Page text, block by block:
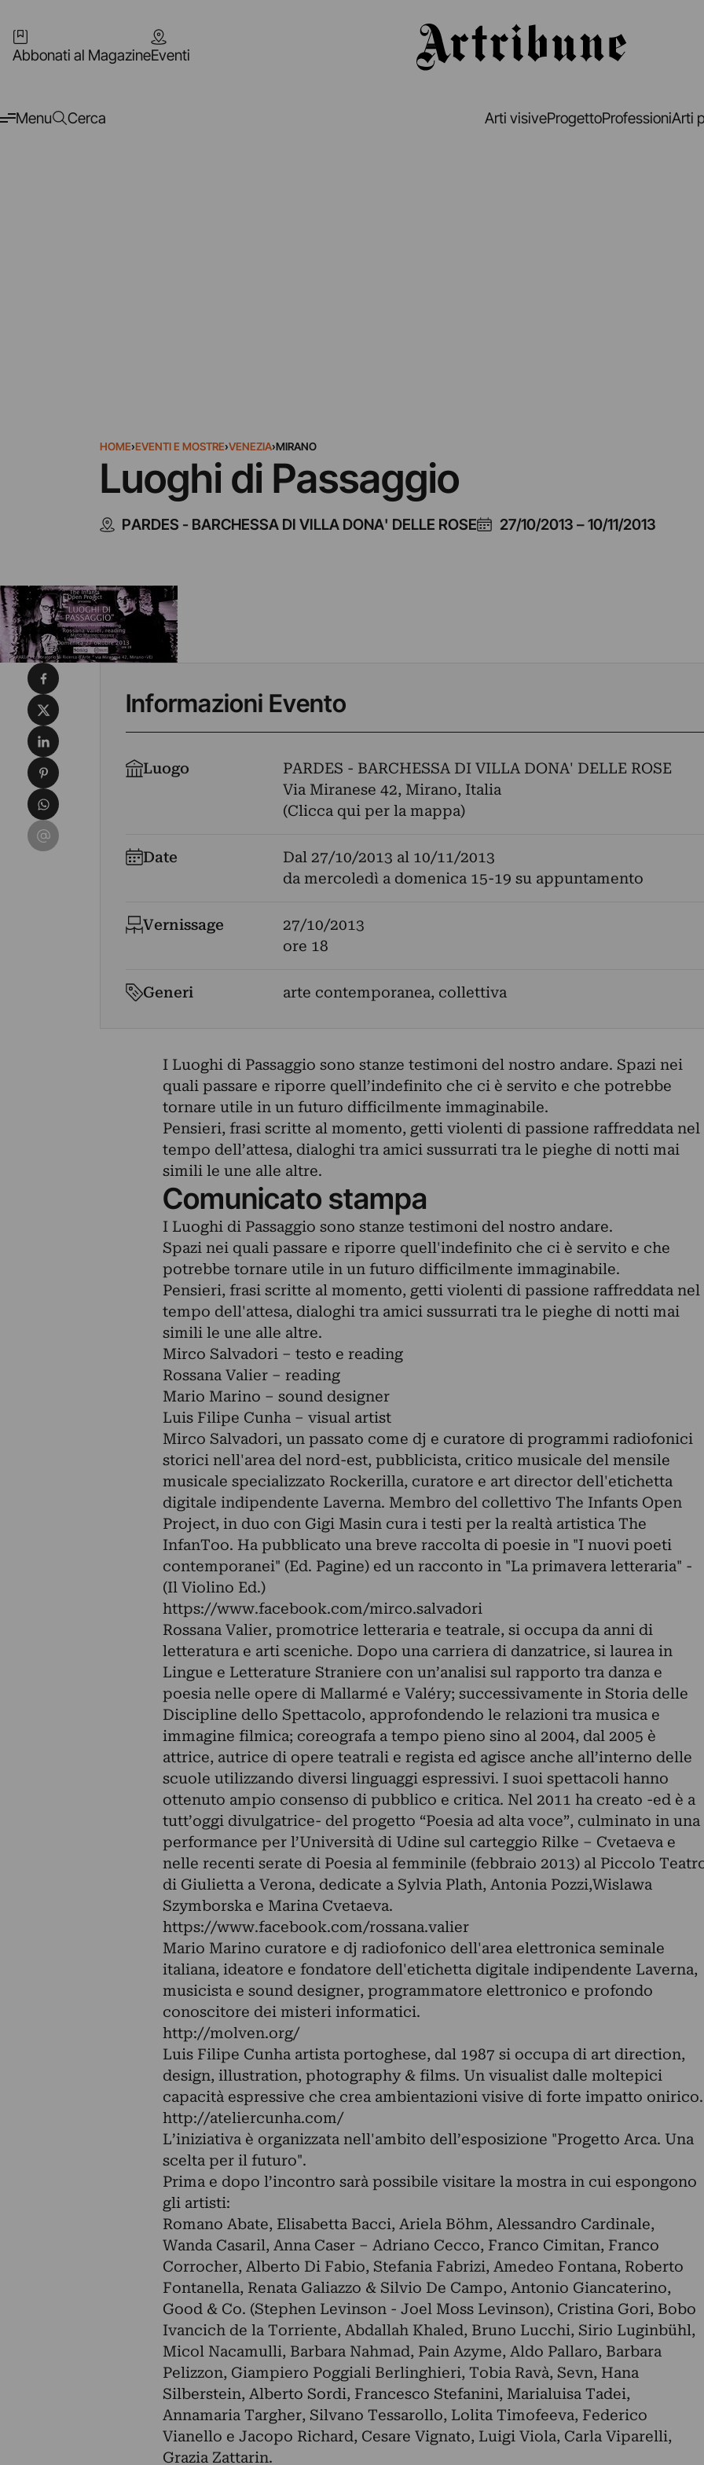
Abbonati al MagazineEventi
Menu Cerca Arti visiveProgettoProfessioniArti
HOME›EVENTI E MOSTRE›VENEZIA›MIRANO
Luoghi di Passaggio
PARDES - BARCHESSA DI VILLA DONA' DELLE ROSE 27/10/2013 –10/11/2013
Informazioni Evento
Luogo
PARDES - BARCHESSA DI VILLA DONA' DELLE ROSE
Via Miranese 42, Mirano, Italia
(Clicca qui per la mappa)
Date Dal 27/10/2013 al 10/11/2013
da mercoledì a domenica 15-19 su appuntamento
Vernissage
27/10/2013
ore 18
Generi arte contemporanea, collettiva
I Luoghi di Passaggio sono stanze testimoni del nostro andare. Spazi nei
quali passare e riporre quell’indefinito che ci è servito e che potrebbe
tornare utile in un futuro difficilmente immaginabile.
Pensieri, frasi scritte al momento, getti violenti di passione raffreddata nel
tempo dell’attesa, dialoghi tra amici sussurrati tra le pieghe di notti mai
simili le une alle altre.
Comunicato stampa
I Luoghi di Passaggio sono stanze testimoni del nostro andare.
Spazi nei quali passare e riporre quell'indefinito che ci è servito e che
potrebbe tornare utile in un futuro difficilmente immaginabile.
Pensieri, frasi scritte al momento, getti violenti di passione raffreddata nel
tempo dell'attesa, dialoghi tra amici sussurrati tra le pieghe di notti mai
simili le une alle altre.
Mirco Salvadori – testo e reading
Rossana Valier – reading
Mario Marino – sound designer
Luis Filipe Cunha – visual artist
Mirco Salvadori, un passato come dj e curatore di programmi radiofonici
storici nell'area del nord-est, pubblicista, critico musicale del mensile
musicale specializzato Rockerilla, curatore e art director dell'etichetta
digitale indipendente Laverna. Membro del collettivo The Infants Open
Project, in duo con Gigi Masin cura i testi per la realtà artistica The
InfanToo. Ha pubblicato una breve raccolta di poesie in "I nuovi poeti
contemporanei" (Ed. Pagine) ed un racconto in "La primavera letteraria" -
(Il Violino Ed.)
https://www.facebook.com/mirco.salvadori
Rossana Valier, promotrice letteraria e teatrale, si occupa da anni di
letteratura e arti sceniche. Dopo una carriera di danzatrice, si laurea in
Lingue e Letterature Straniere con un’analisi sul rapporto tra danza e
poesia nelle opere di Mallarmé e Valéry; successivamente in Storia delle
Discipline dello Spettacolo, approfondendo le relazioni tra musica e
immagine filmica; coreografa a tempo pieno sino al 2004, dal 2005 è
attrice, autrice di opere teatrali e regista ed agisce anche all’interno delle
scuole utilizzando diversi linguaggi espressivi. I suoi spettacoli hanno
ottenuto ampio consenso di pubblico e critica. Nel 2011 ha creato -ed è a
tutt’oggi divulgatrice- del progetto “Poesia ad alta voce”, culminato in una
performance per l’Università di Udine sul carteggio Rilke – Cvetaeva e
nelle recenti serate di Poesia al femminile (febbraio 2013) al Piccolo
di Giulietta a Verona, dedicate a Sylvia Plath, Antonia Pozzi,Wislawa
Szymborska e Marina Cvetaeva.
https://www.facebook.com/rossana.valier
Mario Marino curatore e dj radiofonico dell'area elettronica seminale
italiana, ideatore e fondatore dell'etichetta digitale indipendente Laverna,
musicista e sound designer, programmatore elettronico e profondo
conoscitore dei misteri informatici.
http://molven.org/
Luis Filipe Cunha artista portoghese, dal 1987 si occupa di art direction,
design, illustration, photography & films. Un visualist dalle moltepici
capacità espressive che crea ambientazioni visive di forte impatto onirico.
http://ateliercunha.com/
L’iniziativa è organizzata nell'ambito dell’esposizione "Progetto Arca. Una
scelta per il futuro".
Prima e dopo l’incontro sarà possibile visitare la mostra in cui espongono
gli artisti:
Romano Abate, Elisabetta Bacci, Ariela Böhm, Alessandro Cardinale,
Wanda Casaril, Anna Caser – Adriano Cecco, Franco Cimitan, Franco
Corrocher, Alberto Di Fabio, Stefania Fabrizi, Amedeo Fontana, Roberto
Fontanella, Renata Galiazzo & Silvio De Campo, Antonio Giancaterino,
Good & Co. (Stephen Levinson - Joel Moss Levinson), Cristina Gori, Bobo
Ivancich de la Torriente, Abdallah Khaled, Bruno Lucchi, Sirio Luginbühl,
Micol Nacamulli, Barbara Nahmad, Pain Azyme, Aldo Pallaro, Barbara
Pelizzon, Giampiero Poggiali Berlinghieri, Tobia Ravà, Sevn, Hana
Silberstein, Alberto Sordi, Francesco Stefanini, Marialuisa Tadei,
Annamaria Targher, Silvano Tessarollo, Lolita Timofeeva, Federico
Vianello e Jacopo Richard, Cesare Vignato, Luigi Viola, Carla Viparelli,
Grazia Zattarin.
Condividi su Facebook
Condividi su X
Condividi su LinkedIn
Condividi su Pinterest
Condividi su WhatsApp
Condividi su Email